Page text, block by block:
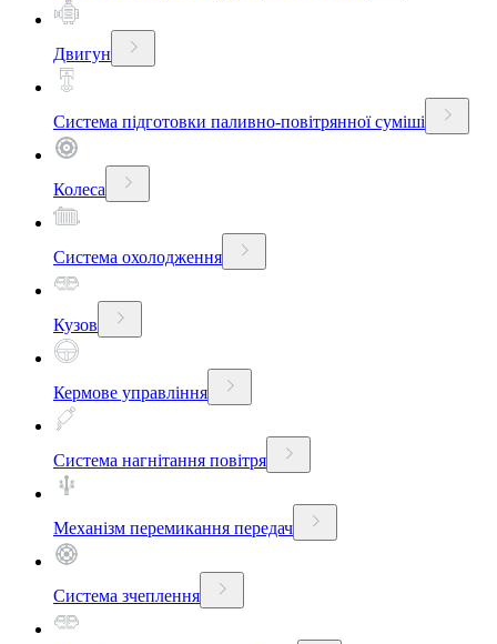
Двигун
Система підготовки паливно-повітрянної суміші
Колеса
Система охолодження
Кузов
Кермове управління
Система нагнітання повітря
Механізм перемикання передач
Система зчеплення